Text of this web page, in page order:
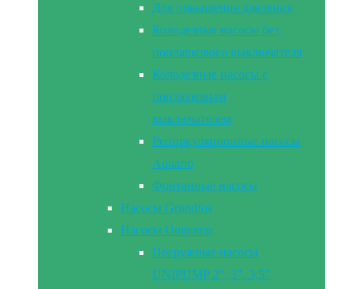
Для повышения давления
Колодезные насосы без
поплавкового выключателя
Колодезные насосы с
поплавковым
выключателем
Рециркуляционные насосы
Aquario
Фонтанные насосы
Насосы Grundfos
Насосы Unipump
Погружные насосы
UNIPUMP 2″, 3″, 3,5″